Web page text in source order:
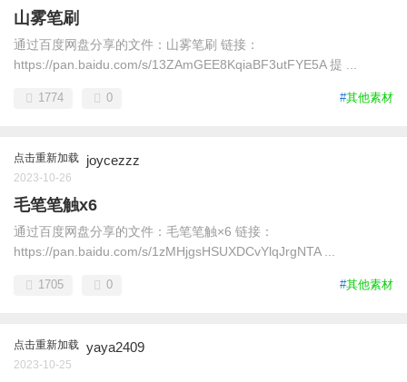
山雾笔刷
通过百度网盘分享的文件：山雾笔刷 链接：
https://pan.baidu.com/s/13ZAmGEE8KqiaBF3utFYE5A 提 ...
#其他素材
1774 0
点击重新加载 joycezzz
2023-10-26
毛笔笔触x6
通过百度网盘分享的文件：毛笔笔触×6 链接：
https://pan.baidu.com/s/1zMHjgsHSUXDCvYlqJrgNTA ...
#其他素材
1705 0
点击重新加载 yaya2409
2023-10-25